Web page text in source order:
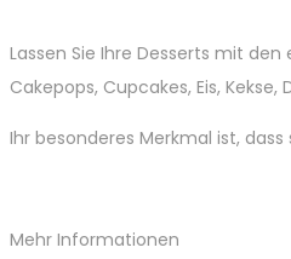
Lassen Sie Ihre Desserts mit
Cakepops, Cupcakes, Eis, Kekse,
Ihr besonderes Merkmal ist,
Mehr Informationen